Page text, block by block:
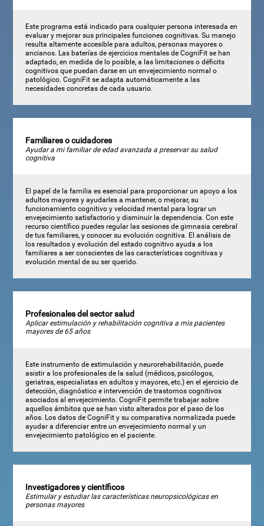
Este programa está indicado para cualquier persona interesada en
evaluar y mejorar sus principales funciones cognitivas. Su manejo
resulta altamente accesible para adultos, personas mayores o
ancianos. Las baterías de ejercicios mentales de CogniFit se han
adaptado, en medida de lo posible, a las limitaciones o déficits
cognitivos que puedan darse en un envejecimiento normal o
patológico. CogniFit se adapta automáticamente a las
necesidades concretas de cada usuario.
Familiares o cuidadores
Ayudar a mi familiar de edad avanzada a preservar su salud
cognitiva
El papel de la familia es esencial para proporcionar un apoyo a los
adultos mayores y ayudarles a mantener, o mejorar, su
funcionamiento cognitivo y velocidad mental para lograr un
envejecimiento satisfactorio y disminuir la dependencia. Con este
recurso científico puedes regular las sesiones de gimnasia cerebral
de tus familiares, y conocer su evolución cognitiva. El análisis de
los resultados y evolución del estado cognitivo ayuda a los
familiares a ser conscientes de las características cognitivas y
evolución mental de su ser querido.
Profesionales del sector salud
Aplicar estimulación y rehabilitación cognitiva a mis pacientes
mayores de 65 años
Este instrumento de estimulación y neurorehabilitación, puede
asistir a los profesionales de la salud (médicos, psicólogos,
geriatras, especialistas en adultos y mayores, etc.) en el ejercicio de
detección, diagnóstico e intervención de trastornos cognitivos
asociados al envejecimiento. CogniFit permite trabajar sobre
aquellos ámbitos que se han visto alterados por el paso de los
años. Los datos de CogniFit y su comparativa normalizada puede
ayudar a diferenciar entre un envejecimiento normal y un
envejecimiento patológico en el paciente.
Investigadores y científicos
Estimular y estudiar las características neuropsicológicas en
personas mayores